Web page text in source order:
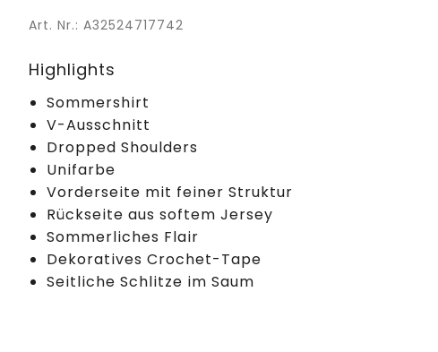
Art. Nr.: A32524717742
Highlights
Sommershirt
V-Ausschnitt
Dropped Shoulders
Unifarbe
Vorderseite mit feiner Struktur
Rückseite aus softem Jersey
Sommerliches Flair
Dekoratives Crochet-Tape
Seitliche Schlitze im Saum